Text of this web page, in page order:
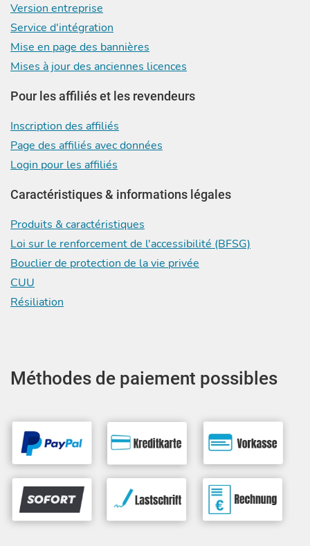
Version entreprise
Service d'intégration
Mise en page des bannières
Mises à jour des anciennes licences
Pour les affiliés et les revendeurs
Inscription des affiliés
Page des affiliés avec données
Login pour les affiliés
Caractéristiques & informations légales
Produits & caractéristiques
Loi sur le renforcement de l'accessibilité (BFSG)
Bouclier de protection de la vie privée
CUU
Résiliation
Méthodes de paiement possibles